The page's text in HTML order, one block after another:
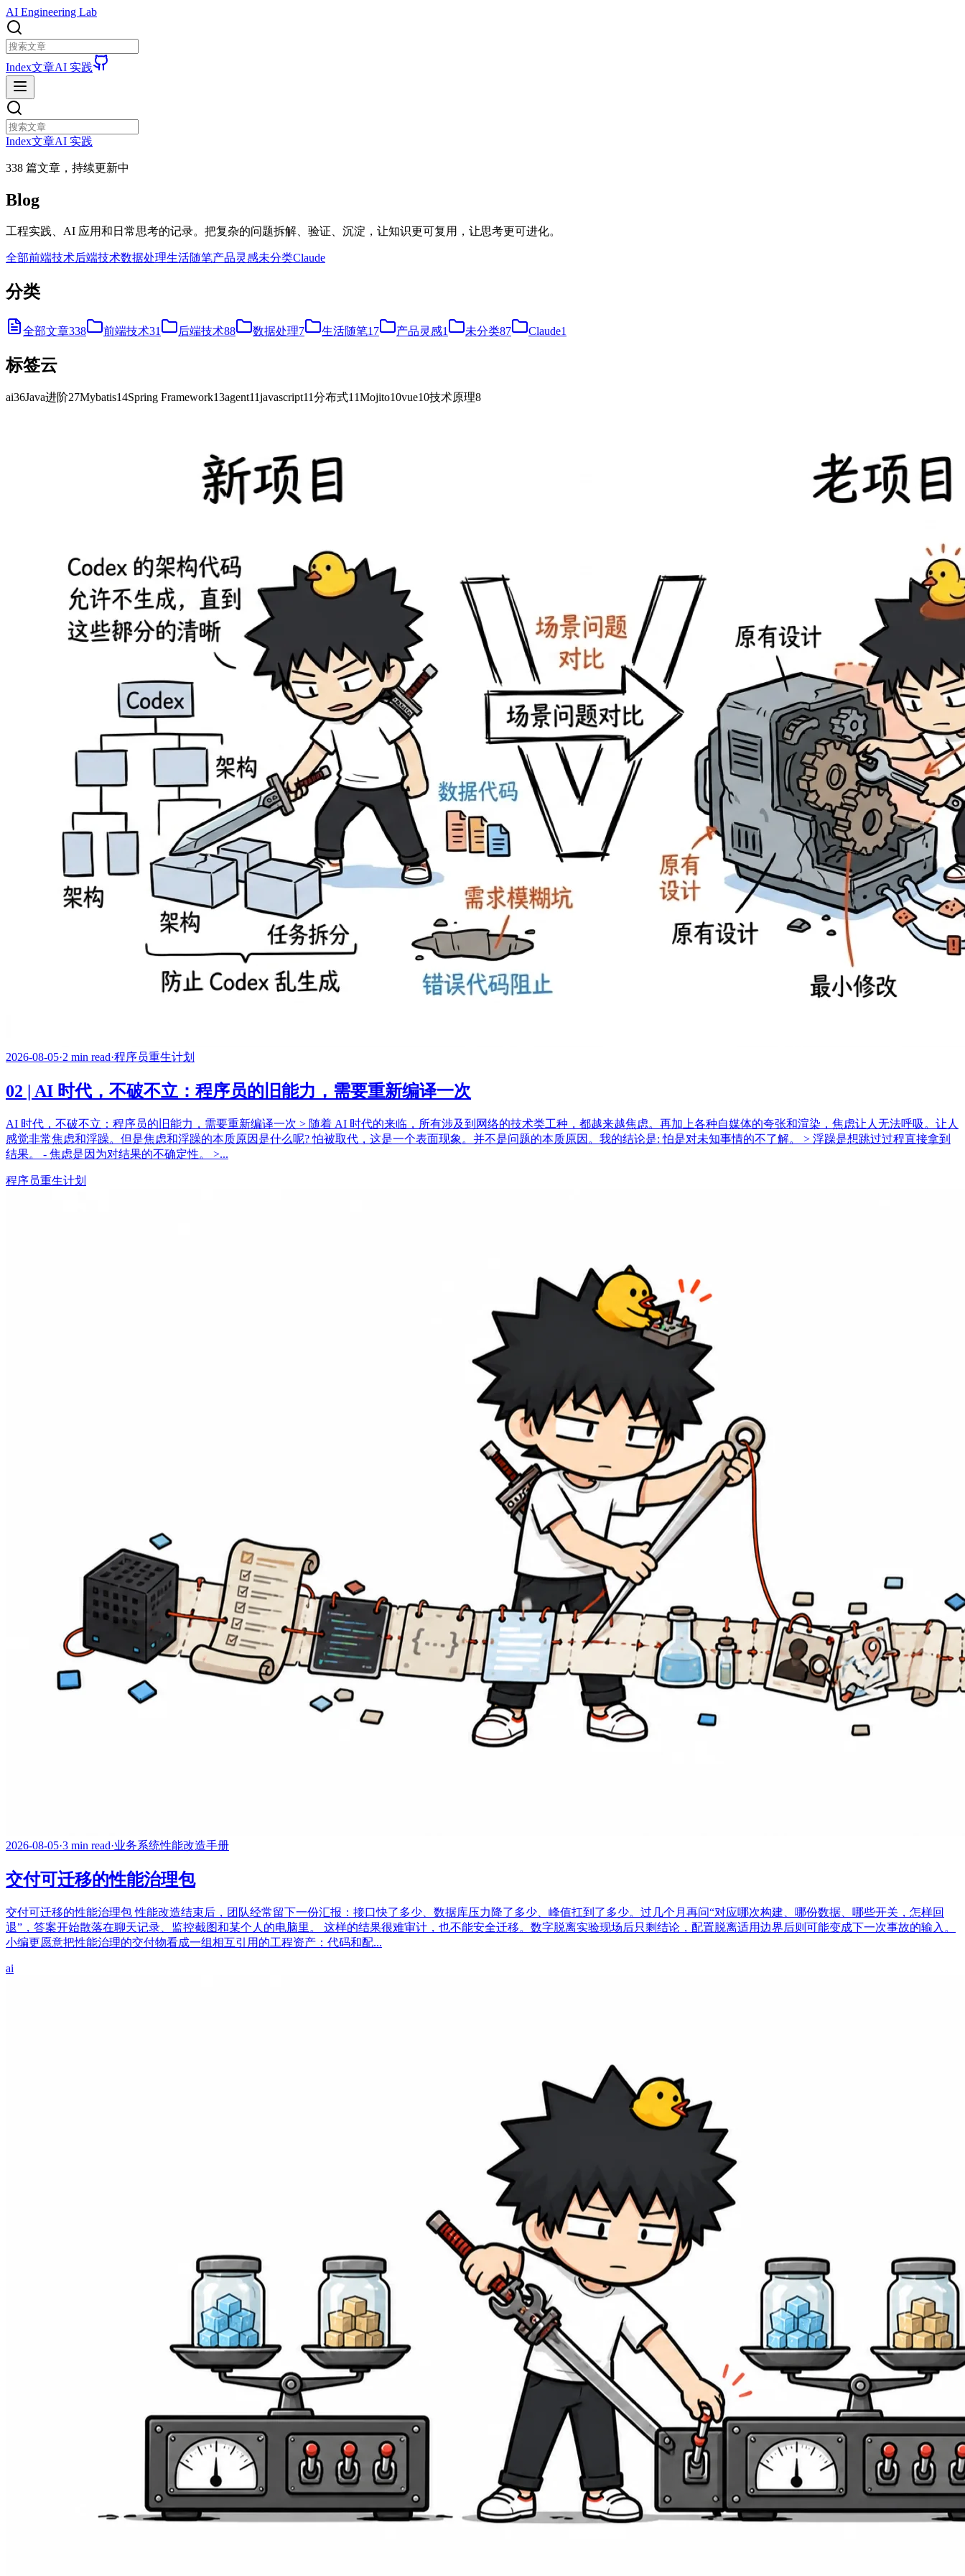
AI Engineering Lab
Index文章AI 实践
Index文章AI 实践
338 篇文章，持续更新中
Blog
工程实践、AI 应用和日常思考的记录。把复杂的问题拆解、验证、沉淀，让知识更可复用，让思考更可进化。
全部前端技术后端技术数据处理生活随笔产品灵感未分类Claude
分类
全部文章338 前端技术31 后端技术88 数据处理7 生活随笔17 产品灵感1 未分类87 Claude1
标签云
ai36Java进阶27Mybatis14Spring Framework13agent11javascript11分布式11Mojito10vue10技术原理8
2026-08-05·2 min read·程序员重生计划
02 | AI 时代，不破不立：程序员的旧能力，需要重新编译一次
AI 时代，不破不立：程序员的旧能力，需要重新编译一次 > 随着 AI 时代的来临，所有涉及到网络的技术类工种，都越来越焦虑。再加上各种自媒体的夸张和渲染，焦虑让人无法呼吸。让人
感觉非常焦虑和浮躁。但是焦虑和浮躁的本质原因是什么呢? 怕被取代，这是一个表面现象。并不是问题的本质原因。我的结论是: 怕是对未知事情的不了解。 > 浮躁是想跳过过程直接拿到
结果。 - 焦虑是因为对结果的不确定性。 >...
程序员重生计划
2026-08-05·3 min read·业务系统性能改造手册
交付可迁移的性能治理包
交付可迁移的性能治理包 性能改造结束后，团队经常留下一份汇报：接口快了多少、数据库压力降了多少、峰值扛到了多少。过几个月再问“对应哪次构建、哪份数据、哪些开关，怎样回
退”，答案开始散落在聊天记录、监控截图和某个人的电脑里。 这样的结果很难审计，也不能安全迁移。数字脱离实验现场后只剩结论，配置脱离适用边界后则可能变成下一次事故的输入。
小编更愿意把性能治理的交付物看成一组相互引用的工程资产：代码和配...
ai